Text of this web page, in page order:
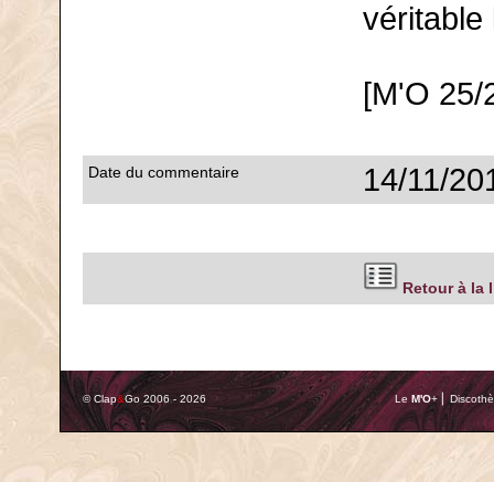
véritable
[M'O 25/
Date du commentaire 14/11/
Retour à la
© Clap&Go 2006 - 2026 Le M'O+ ⎢